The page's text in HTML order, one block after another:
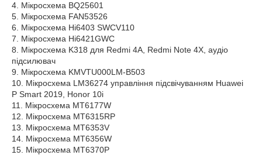
4. Мікросхема BQ25601
5. Мікросхема FAN53526
6. Мікросхема Hi6403 SWCV110
7. Мікросхема Hi6421GWC
8. Мікросхема K318 для Redmi 4A, Redmi Note 4X, аудіо
підсилювач
9. Мікросхема KMVTU000LM-B503
10. Мікросхема LM36274 управління підсвічуванням Huawei
P Smart 2019, Honor 10i
11. Мікросхема MT6177W
12. Мікросхема MT6315RP
13. Мікросхема MT6353V
14. Мікросхема MT6356W
15. Мікросхема MT6370P